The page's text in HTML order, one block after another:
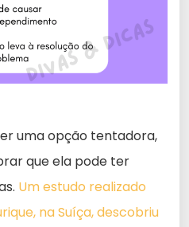
uma opção tentadora,
que ela pode ter
Um estudo realizado
na Suíça, descobriu